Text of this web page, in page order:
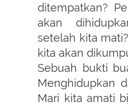
ditempatkan?
akan
setelah kita
kita akan
Sebuah bukti
Menghidupkan
Mari kita amati